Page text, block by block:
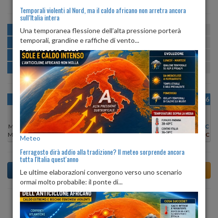
MATTINA min:18º max:27º U:
POMERIGGIO min:28º max:29º
SERA min:24º max:30º U:61% 77%
NOTTE min: 19º max:22º U:83%
OGGI
Min:
27°C
Max:29°C
MAR 11
Min:
Max:29°C
MER 12
Min:26°C
Max:28°C
GIO 13
Min:
26°C
Max:28°C
VEN 14
Max:28°C
SAB 15
Min:27°C
Max:29°C
DOM 16
28°C
Max:31°C
Previsioni del Tempo a Agrate Conturbia di domani
Temporali violenti al Nord, ma il caldo africano non arretra ancora
sull’Italia intera
Una temporanea flessione dell’alta pressione porterà
temporali, grandine e raffiche di vento...
Meteo
Ferragosto dirà addio alla tradizione? Il meteo sorprende ancora
tutta l'Italia quest'anno
Le ultime elaborazioni convergono verso uno scenario
ormai molto probabile: il ponte di...